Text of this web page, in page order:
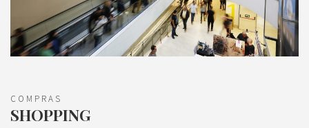
COMPRAS
SHOPPING